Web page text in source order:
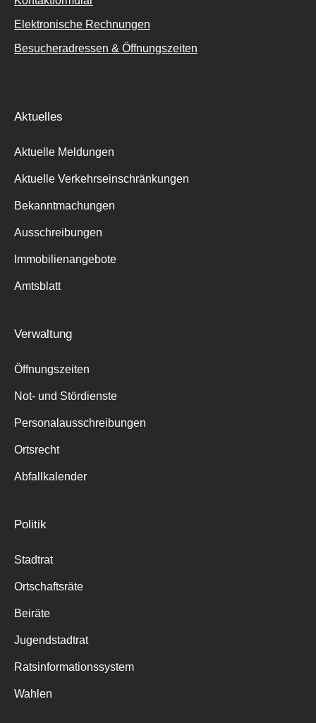
Elektronische Rechnungen
Besucheradressen & Öffnungszeiten
Aktuelles
Aktuelle Meldungen
Aktuelle Verkehrseinschränkungen
Bekanntmachungen
Ausschreibungen
Immobilienangebote
Amtsblatt
Verwaltung
Öffnungszeiten
Not- und Stördienste
Personalausschreibungen
Ortsrecht
Abfallkalender
Politik
Stadtrat
Ortschaftsräte
Beiräte
Jugendstadtrat
Ratsinformationssystem
Wahlen